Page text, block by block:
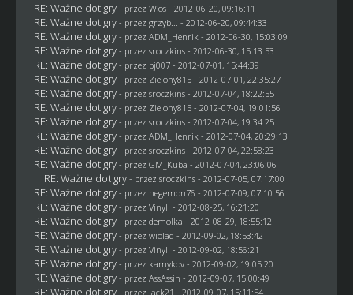
RE: Ważne dot gry - przez Włos- 2012-06-20, 09:16:11
RE: Ważne dot gry - przez grzyb... - 2012-06-20, 09:44:33
RE: Ważne dot gry - przez ADM_Henrik - 2012-06-30, 15:03:09
RE: Ważne dot gry - przez sroczkins- 2012-06-30, 15:13:53
RE: Ważne dot gry - przez pj007- 2012-07-01, 15:44:39
RE: Ważne dot gry - przez Zielony815- 2012-07-01, 22:35:27
RE: Ważne dot gry - przez sroczkins- 2012-07-04, 18:22:55
RE: Ważne dot gry - przez Zielony815- 2012-07-04, 19:01:56
RE: Ważne dot gry - przez sroczkins- 2012-07-04, 19:34:25
RE: Ważne dot gry - przez ADM_Henrik - 2012-07-04, 20:29:13
RE: Ważne dot gry - przez sroczkins- 2012-07-04, 22:58:23
RE: Ważne dot gry - przez GM_Kuba - 2012-07-04, 23:06:06
RE: Ważne dot gry - przez sroczkins- 2012-07-05, 07:17:00
RE: Ważne dot gry - przez hegemon76 - 2012-07-09, 07:10:56
RE: Ważne dot gry - przez Vinyll - 2012-08-25, 16:21:20
RE: Ważne dot gry - przez demolka - 2012-08-29, 18:55:12
RE: Ważne dot gry - przez wiolad - 2012-09-02, 18:53:42
RE: Ważne dot gry - przez Vinyll - 2012-09-02, 18:56:21
RE: Ważne dot gry - przez kamykov- 2012-09-02, 19:05:20
RE: Ważne dot gry - przez AssAssin - 2012-09-07, 15:00:49
RE: Ważne dot gry - przez Jack21 - 2012-09-07, 15:11:54